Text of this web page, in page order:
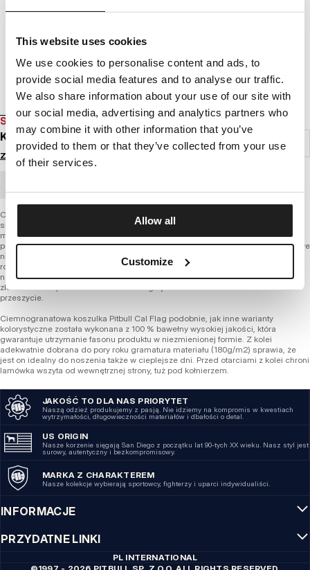
This website uses cookies
We use cookies to personalise content and ads, to
provide social media features and to analyse our traffic.
We also share information about your use of our site with
our social media, advertising and analytics partners who
may combine it with other information that you’ve
provided to them or that they’ve collected from your use
of their services.
Allow all
Customize
SALE
KOSZULKA CAL FLAG
Zaloguj się by zobaczyć ceny
Cal Flag to seria koszulek inspirowanych flagą Kaliforni. Jest to jedna ze
składowych wiosenno-letniej kolekcji Brand nawiązującej w grafikach do
miejsca pochodzenia marki Pitbull West Coast. Główny akcent umieszczono na
przodzie, wykorzystując kolorystykę oraz symbole kalifornijskiej flagi. Co ciekawe
niedźwiedzia widniejącego na pierwowzorze zamieniono na Pitbulla. W dolnym
rogu, przy szwie dołączono sygnowaną logiem naszywkę. Tylna część jest
natomiast bardzo minimalistyczna. Zdobi ją wyłącznie nazwa producenta
zlokalizowana pod kołnierzem oraz biegnące wzdłuż linii ramion kontrastowe
przeszycie.
Ciemnogranatowa koszulka Pitbull Cal Flag podobnie, jak inne warianty
kolorystyczne została wykonana z 100 % bawełny wysokiej jakości, która
gwarantuje utrzymanie fasonu produktu w niezmienionej formie. Z kolei
adekwatnie dobrana do pory roku gramatura materiału (180g/m2) sprawia, że
jest on idealny do noszenia także w cieplejsze dni. Przed otarciami z kolei chroni
lamówka wszyta od wewnętrznej strony, tuż pod kołnierzem.
JAKOŚĆ TO DLA NAS PRIORYTET
Naszą odzież produkujemy z pasją. Nie idziemy na kompromis w kwestiach
wytrzymałości, długowieczności materiałów i dbałości o detal.
US ORIGIN
Nasze korzenie sięgają San Diego z początku lat 90-tych XX wieku. Nasz styl jest
surowy, autentyczny i bezkompromisowy.
MARKA Z CHARAKTEREM
Nasze kolekcje wybierają sportowcy, fighterzy i uparci indywidualiści.
INFORMACJE
PRZYDATNE LINKI
PL INTERNATIONAL